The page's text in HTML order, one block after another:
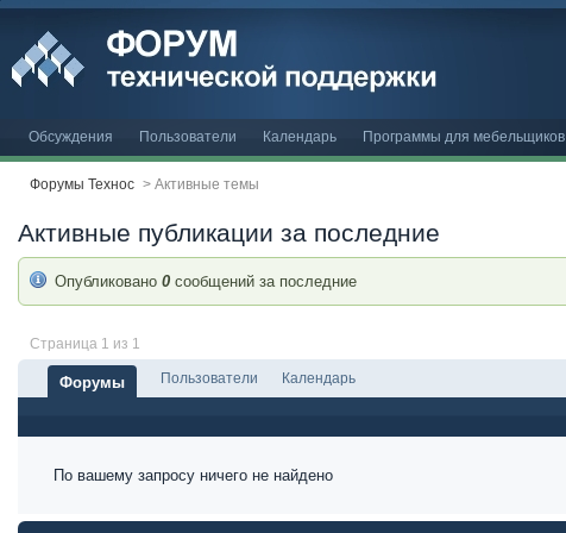
Обсуждения Пользователи Календарь Программы для мебельщиков
Форумы Технос > Активные темы
Активные публикации за последние
Опубликовано 0 сообщений за последние
Страница 1 из 1
Форумы Пользователи Календарь
По вашему запросу ничего не найдено